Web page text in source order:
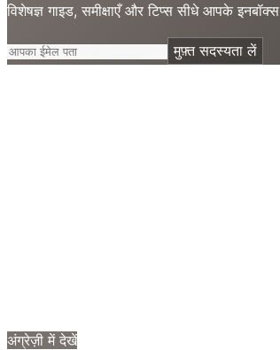
विशेषज्ञ गाइड, समीक्षाएँ और टिप्स सीधे आपके
मुफ़्त सदस्यता लें
अंग्रेज़ी में देखें